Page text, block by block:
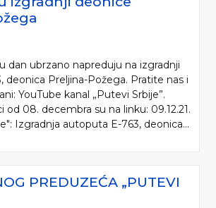
dan ubrzano napreduju na izgradnji
deonica Preljina-Požega. Pratite nas i
YouTube kanal „Putevi Srbije”.
od 08. decembra su na linku: 09.12.21.
Izgradnja autoputa E-763, deonica...
PREDUZEĆA „PUTEVI